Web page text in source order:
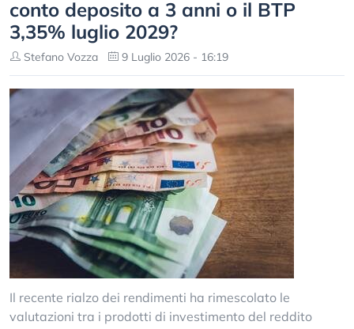
conto deposito a 3 anni o il BTP
3,35% luglio 2029?
Stefano Vozza 9 Luglio 2026 - 16:19
Il recente rialzo dei rendimenti ha rimescolato le
valutazioni tra i prodotti di investimento del reddito